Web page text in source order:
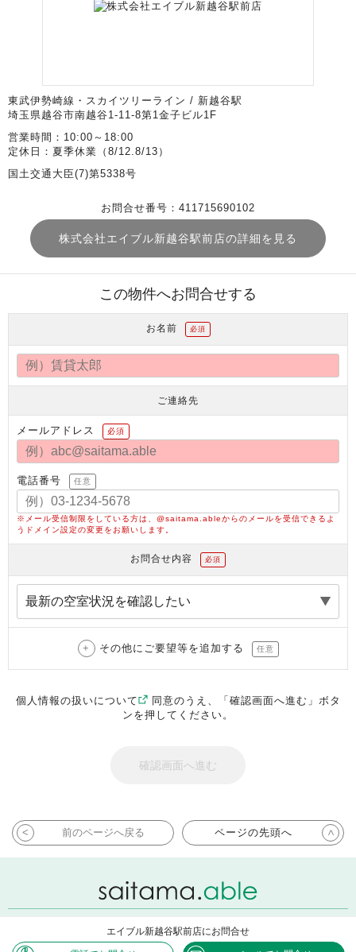
東武伊勢崎線・スカイツリーライン / 新越谷駅
埼玉県越谷市南越谷1-11-8第1金子ビル1F
営業時間：10:00～18:00
定休日：夏季休業（8/12.8/13）
国土交通大臣(7)第5338号
お問合せ番号：411715690102
株式会社エイブル新越谷駅前店の詳細を見る
この物件へお問合せする
お名前 必須
ご連絡先
メールアドレス 必須
電話番号 任意
※メール受信制限をしている方は、@saitama.ableからのメールを受信できるよ
うドメイン設定の変更をお願いします。
お問合せ内容 必須
その他にご要望等を追加する 任意
個人情報の扱いについて
同意のうえ、「確認画面へ進む」ボタ
ンを押してください。
前のページへ戻る ページの先頭へ
Copyright ABLE INC. All rights reserved.
エイブル新越谷駅前店にお問合せ